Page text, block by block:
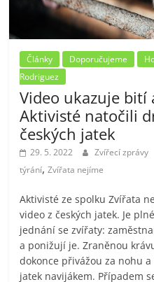
Články Doporučujeme
Rodriguez
Video ukazuje bití
Aktivisté natočili
českých jatek
29. 5. 2022 Zvířecí zprávy
týrání,Zvířata nejíme
Aktivisté ze spolku Zvířata
video z českých jatek. Je
jednání se zvířaty:
a ponižují je. Zraněnou
dokonce přivážou za nohu
jatek navijákem. Případem